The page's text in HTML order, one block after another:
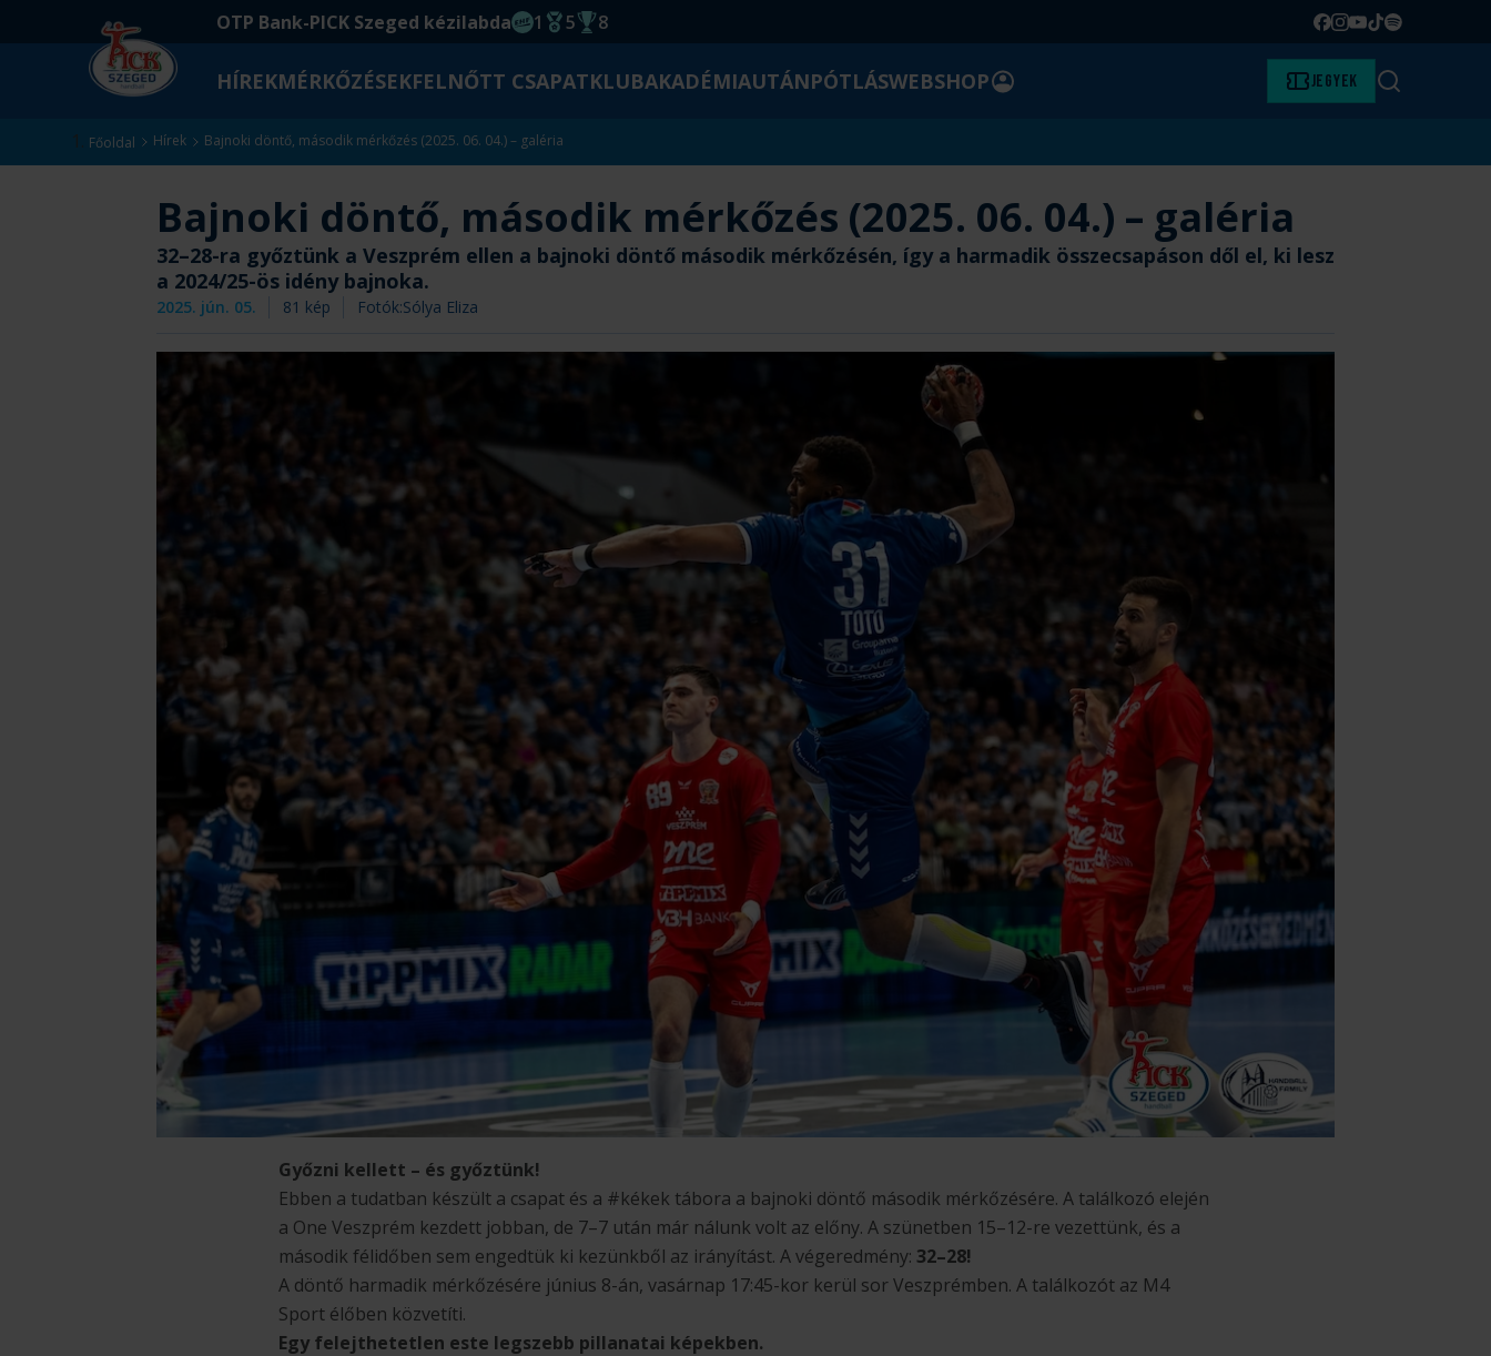
OTP Bank-PICK Szeged kézilabda
EHF kupagyőzelem 2014
1
Magyar Bajnoki cím
5
Magyar-Kupa győzelem
8 Facebook
Instagram
YouTube
TikTok
Spotify
HÍREKMÉRKŐZÉSEKFELNŐTT CSAPATKLUBAKADÉMIAUTÁNPÓTLÁSWEBSHOPBELÉPÉS Jegyek Keresés
Főoldal Hírek Bajnoki döntő, második mérkőzés (2025. 06. 04.) – galéria
Bajnoki döntő, második mérkőzés (2025. 06. 04.) – galéria
32–28-ra győztünk a Veszprém ellen a bajnoki döntő második mérkőzésén, így a harmadik összecsapáson dől el, ki lesz
a 2024/25-ös idény bajnoka.
2025. jún. 05. 81 kép Fotók:Sólya Eliza
Győzni kellett – és győztünk!
Ebben a tudatban készült a csapat és a #kékek tábora a bajnoki döntő második mérkőzésére. A találkozó elején
a One Veszprém kezdett jobban, de 7–7 után már nálunk volt az előny. A szünetben 15–12-re vezettünk, és a
második félidőben sem engedtük ki kezünkből az irányítást. A végeredmény: 32–28!
A döntő harmadik mérkőzésére június 8-án, vasárnap 17:45-kor kerül sor Veszprémben. A találkozót az M4
Sport élőben közvetíti.
Egy felejthetetlen este legszebb pillanatai képekben.